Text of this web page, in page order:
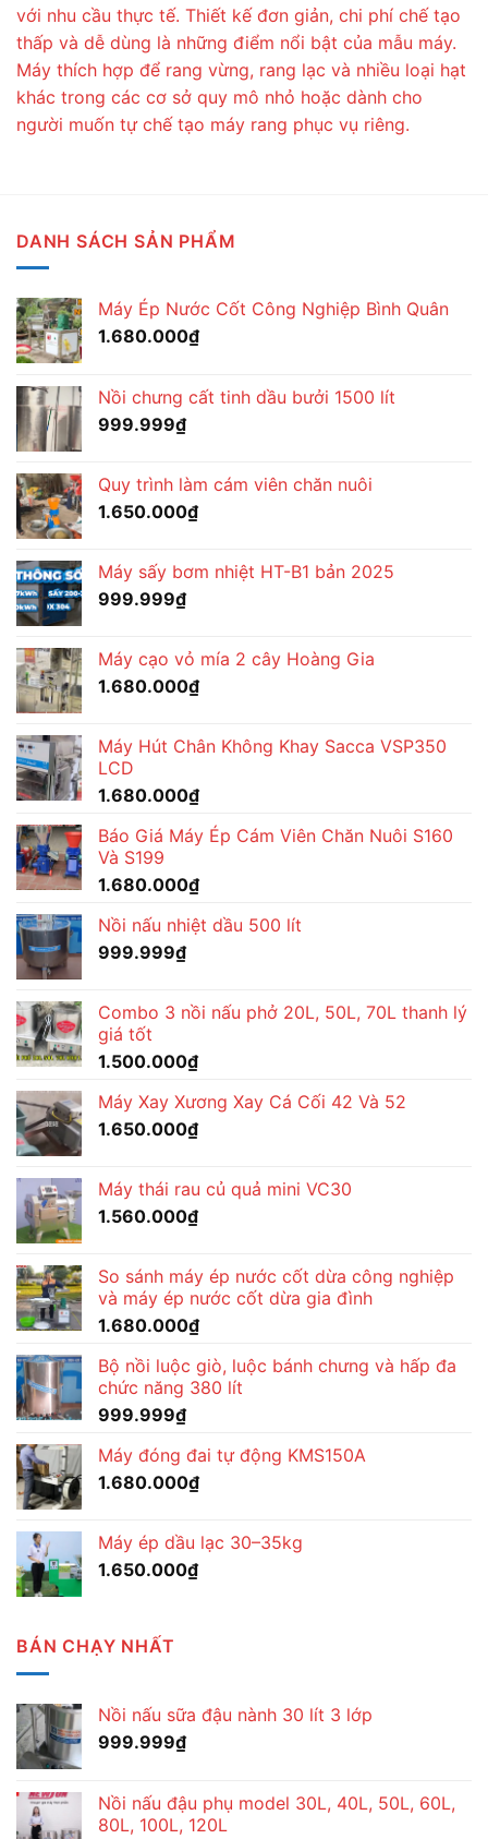
với nhu cầu thực tế. Thiết kế đơn giản, chi phí chế tạo
thấp và dễ dùng là những điểm nổi bật của mẫu máy.
Máy thích hợp để rang vừng, rang lạc và nhiều loại hạt
khác trong các cơ sở quy mô nhỏ hoặc dành cho
người muốn tự chế tạo máy rang phục vụ riêng.
DANH SÁCH SẢN PHẨM
Máy Ép Nước Cốt Công Nghiệp Bình Quân
1.680.000₫
Nồi chưng cất tinh dầu bưởi 1500 lít
999.999₫
Quy trình làm cám viên chăn nuôi
1.650.000₫
Máy sấy bơm nhiệt HT-B1 bản 2025
999.999₫
Máy cạo vỏ mía 2 cây Hoàng Gia
1.680.000₫
Máy Hút Chân Không Khay Sacca VSP350
LCD
1.680.000₫
Báo Giá Máy Ép Cám Viên Chăn Nuôi S160
Và S199
1.680.000₫
Nồi nấu nhiệt dầu 500 lít
999.999₫
Combo 3 nồi nấu phở 20L, 50L, 70L thanh lý
giá tốt
1.500.000₫
Máy Xay Xương Xay Cá Cối 42 Và 52
1.650.000₫
Máy thái rau củ quả mini VC30
1.560.000₫
So sánh máy ép nước cốt dừa công nghiệp
và máy ép nước cốt dừa gia đình
1.680.000₫
Bộ nồi luộc giò, luộc bánh chưng và hấp đa
chức năng 380 lít
999.999₫
Máy đóng đai tự động KMS150A
1.680.000₫
Máy ép dầu lạc 30–35kg
1.650.000₫
BÁN CHẠY NHẤT
Nồi nấu sữa đậu nành 30 lít 3 lớp
999.999₫
Nồi nấu đậu phụ model 30L, 40L, 50L, 60L,
80L, 100L, 120L